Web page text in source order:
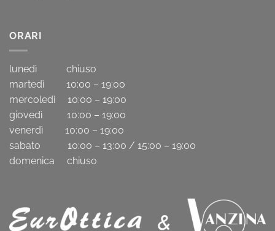
ORARI
lunedì chiuso
martedì 10:00 – 19:00
mercoledì 10:00 – 19:00
giovedì 10:00 – 19:00
venerdì 10:00 – 19:00
sabato 10:00 – 13:00 / 15:00 – 19:00
domenica chiuso